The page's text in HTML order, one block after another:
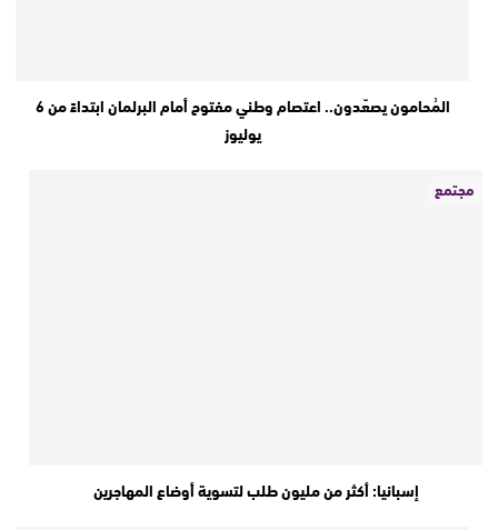
المُحامون يصعّدون.. اعتصام وطني مفتوح أمام البرلمان ابتداءً من 6
يوليوز
مجتمع
إسبانيا: أكثر من مليون طلب لتسوية أوضاع المهاجرين